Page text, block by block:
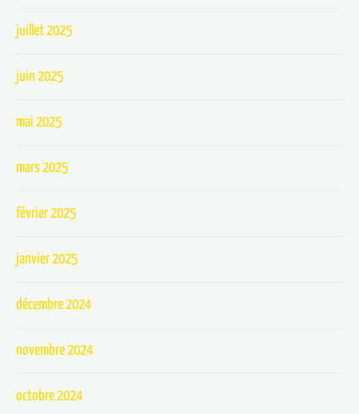
juillet 2025
juin 2025
mai 2025
mars 2025
février 2025
janvier 2025
décembre 2024
novembre 2024
octobre 2024